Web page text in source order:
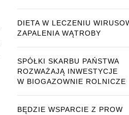
DIETA W LECZENIU
ZAPALENIA WĄTROBY
SPÓŁKI SKARBU PAŃSTWA
ROZWAŻAJĄ INWESTYCJE
W BIOGAZOWNIE ROLNICZE
BĘDZIE WSPARCIE Z PROW